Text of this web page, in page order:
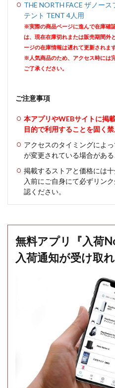
THE NORTH FACE ザノー
テント TENT 4人用
※実際の商品ページに進んで在庫確
は、現在在庫切れまたは販売期間外
ージの在庫情報は遅れて更新されます
※人気商品のため、アクセス時には
ご了承ください。
ご注意事項
本アプリやWEBサイトに掲
目的で利用することを固く禁
アクセスのタイミングによ
が変更されている場合がある
掲載するストアと価格には
入前にご自身にて必ずリン
認ください。
無料アプリ『入荷
入荷通知が受け取